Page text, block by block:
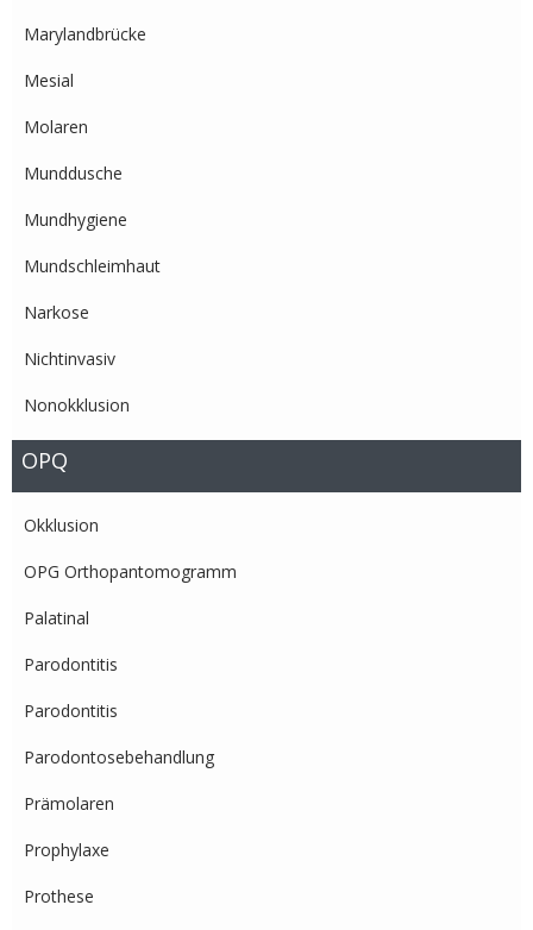
Marylandbrücke
Mesial
Molaren
Munddusche
Mundhygiene
Mundschleimhaut
Narkose
Nichtinvasiv
Nonokklusion
OPQ
Okklusion
OPG Orthopantomogramm
Palatinal
Parodontitis
Parodontitis
Parodontosebehandlung
Prämolaren
Prophylaxe
Prothese